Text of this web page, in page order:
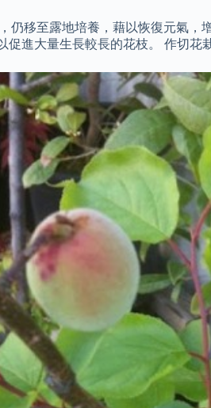
移至露地培養，藉以恢復元氣
進大量生長較長的花枝。 作切